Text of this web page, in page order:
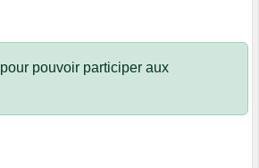
pour pouvoir participer aux